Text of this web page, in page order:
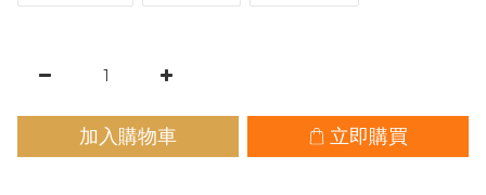
加入購物車 立即購買